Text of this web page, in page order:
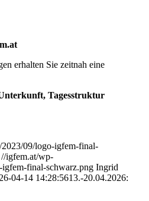
erhalten Sie zeitnah eine
Tagesstruktur
09/logo-igfem-final-
//igfem.at/wp-
final-schwarz.png Ingrid
04-14 14:28:5613.-20.04.2026: